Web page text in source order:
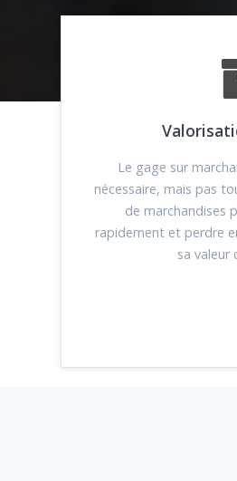
Le gage sur
nécessaire, mais pas
de marchandises
rapidement et perdre
sa valeur